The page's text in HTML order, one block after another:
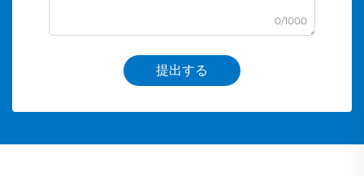
0/1000
提出する